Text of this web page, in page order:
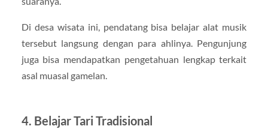
Di desa wisata ini, pendatang bisa belajar alat musik
tersebut langsung dengan para ahlinya. Pengunjung
juga bisa mendapatkan pengetahuan lengkap terkait
asal muasal gamelan.
4. Belajar Tari Tradisional